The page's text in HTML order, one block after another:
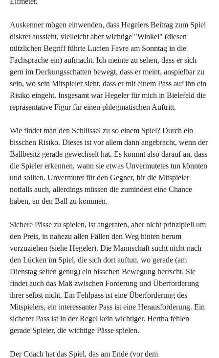
Auskenner mögen einwenden, dass Hegelers Beitrag zum Spiel
diskret aussieht, vielleicht aber wichtige "Winkel" (diesen
nützlichen Begriff führte Lucien Favre am Sonntag in die
Fachsprache ein) aufmacht. Ich meinte zu sehen, dass er sich
gern im Deckungsschatten bewegt, dass er meint, anspielbar zu
sein, wo sein Mitspieler sieht, dass er mit einem Pass auf ihn ein
Risiko eingeht. Insgesamt war Hegeler für mich in Bielefeld die
repräsentative Figur für einen phlegmatischen Auftritt.
Wie findet man den Schlüssel zu so einem Spiel? Durch ein
bisschen Risiko. Dieses ist vor allem dann angebracht, wenn der
Ballbesitz gerade gewechselt hat. Es kommt also darauf an, dass
die Spieler erkennen, wann sie etwas Unvermutetes tun könnten
und sollten. Unvermutet für den Gegner, für die Mitspieler
notfalls auch, allerdings müssen die zumindest eine Chance
haben, an den Ball zu kommen.
Sichere Pässe zu spielen, ist angeraten, aber nicht prinzipiell um
den Preis, in nahezu allen Fällen den Weg hinten herum
vorzuziehen (siehe Hegeler). Die Mannschaft sucht nicht nach
den Lücken im Spiel, die sich dort auftun, wo gerade (am
Dienstag selten genug) ein bisschen Bewegung herrscht. Sie
findet auch das Maß zwischen Forderung und Überforderung
ihrer selbst nicht. Ein Fehlpass ist eine Überforderung des
Mitspielers, ein interessanter Pass ist eine Herausforderung. Ein
sicherer Pass ist in der Regel kein wichtiger. Hertha fehlen
gerade Spieler, die wichtige Pässe spielen.
Der Coach hat das Spiel, das am Ende (vor dem